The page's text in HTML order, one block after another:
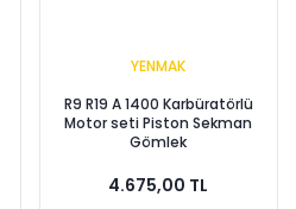
YENMAK
R9 R19 A 1400 Karbüratörlü
Motor seti Piston Sekman
Gömlek
4.675,00 TL